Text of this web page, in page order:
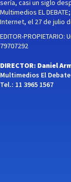
sería, casi un siglo
Multimedios EL
Internet, el 27 de julio
EDITOR-
79707292
DIRECTOR: Daniel
Multimedios El
Tel.: 11 3965 1567